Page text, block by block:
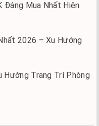
Đáng Mua Nhất Hiện
2026 – Xu Hướng
Hướng Trang Trí Phòng